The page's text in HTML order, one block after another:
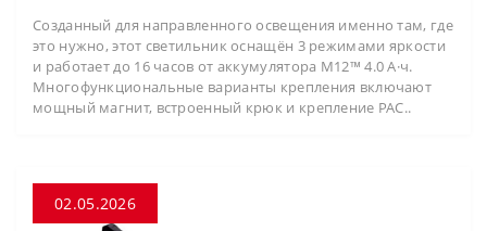
Созданный для направленного освещения именно там, где
это нужно, этот светильник оснащён 3 режимами яркости
и работает до 16 часов от аккумулятора M12™ 4.0 А·ч.
Многофункциональные варианты крепления включают
мощный магнит, встроенный крюк и крепление PAC..
02.05.2026